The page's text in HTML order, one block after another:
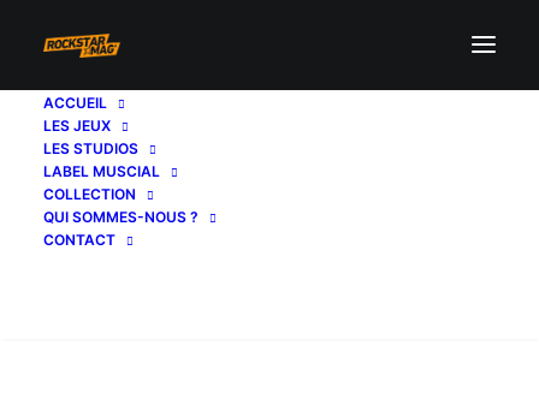
ACCUEIL
LES JEUX
LES STUDIOS
LABEL MUSCIAL
COLLECTION
QUI SOMMES-NOUS ?
CONTACT